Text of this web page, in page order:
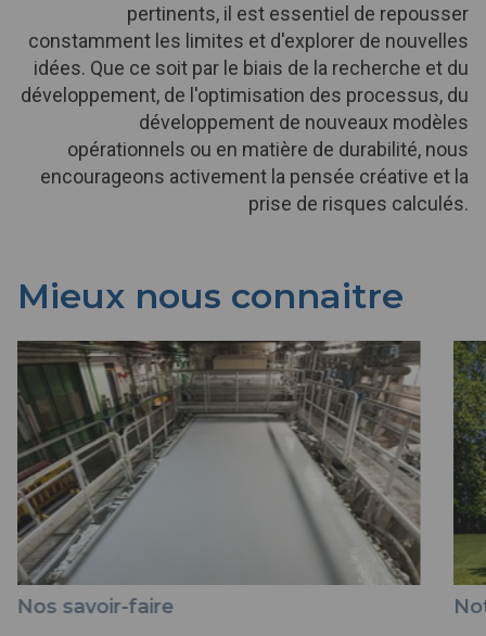
pertinents, il est essentiel de repousser
constamment les limites et d'explorer de nouvelles
idées. Que ce soit par le biais de la recherche et du
développement, de l'optimisation des processus, du
développement de nouveaux modèles
opérationnels ou en matière de durabilité, nous
encourageons activement la pensée créative et la
prise de risques calculés.
Mieux nous connaitre
Nos savoir-faire